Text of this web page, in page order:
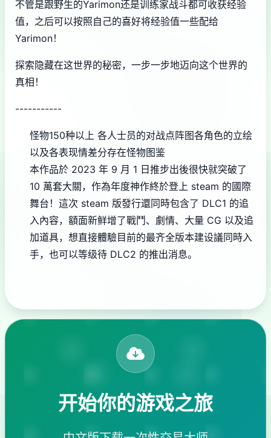
不管是跟野生的Yarimon还是训练家战斗都可收获经验
值，之后可以按照自己的喜好将经验值一些配给
Yarimon！
探索隐藏在这世界的秘密，一步一步地迈向这个世界的
真相！
-----------
怪物150种以上 各人士员的对战点阵图各角色的立绘
以及各表现情差分存在怪物图鉴
本作品於 2023 年 9 月 1 日推步出後很快就突破了
10 萬套大關，作為年度神作終於登上 steam 的國際
舞台！這次 steam 版發行還同時包含了 DLC1 的追
入內容，額面新鲜增了戰鬥、劇情、大量 CG 以及追
加道具，想直接體驗目前的最齐全版本建设議同時入
手，也可以等级待 DLC2 的推出消息。
开始你的游戏之旅